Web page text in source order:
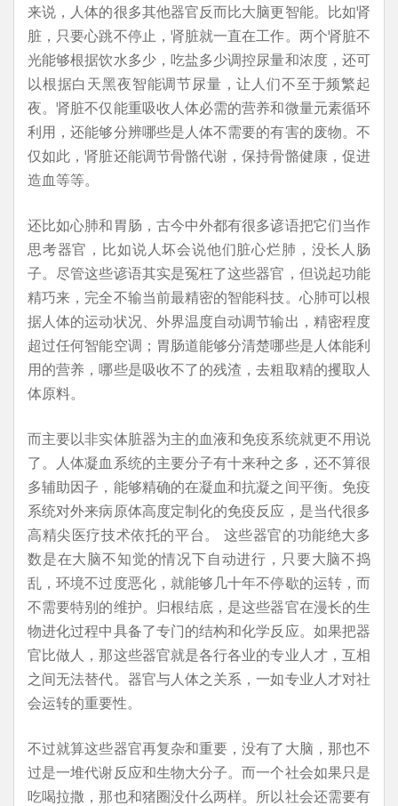
来说，人体的很多其他器官反而比大脑更智能。比如肾
脏，只要心跳不停止，肾脏就一直在工作。两个肾脏不
光能够根据饮水多少，吃盐多少调控尿量和浓度，还可
以根据白天黑夜智能调节尿量，让人们不至于频繁起
夜。肾脏不仅能重吸收人体必需的营养和微量元素循环
利用，还能够分辨哪些是人体不需要的有害的废物。不
仅如此，肾脏还能调节骨骼代谢，保持骨骼健康，促进
造血等等。
还比如心肺和胃肠，古今中外都有很多谚语把它们当作
思考器官，比如说人坏会说他们脏心烂肺，没长人肠
子。尽管这些谚语其实是冤枉了这些器官，但说起功能
精巧来，完全不输当前最精密的智能科技。心肺可以根
据人体的运动状况、外界温度自动调节输出，精密程度
超过任何智能空调；胃肠道能够分清楚哪些是人体能利
用的营养，哪些是吸收不了的残渣，去粗取精的攫取人
体原料。
而主要以非实体脏器为主的血液和免疫系统就更不用说
了。人体凝血系统的主要分子有十来种之多，还不算很
多辅助因子，能够精确的在凝血和抗凝之间平衡。免疫
系统对外来病原体高度定制化的免疫反应，是当代很多
高精尖医疗技术依托的平台。 这些器官的功能绝大多
数是在大脑不知觉的情况下自动进行，只要大脑不捣
乱，环境不过度恶化，就能够几十年不停歇的运转，而
不需要特别的维护。归根结底，是这些器官在漫长的生
物进化过程中具备了专门的结构和化学反应。如果把器
官比做人，那这些器官就是各行各业的专业人才，互相
之间无法替代。器官与人体之关系，一如专业人才对社
会运转的重要性。
不过就算这些器官再复杂和重要，没有了大脑，那也不
过是一堆代谢反应和生物大分子。而一个社会如果只是
吃喝拉撒，那也和猪圈没什么两样。所以社会还需要有